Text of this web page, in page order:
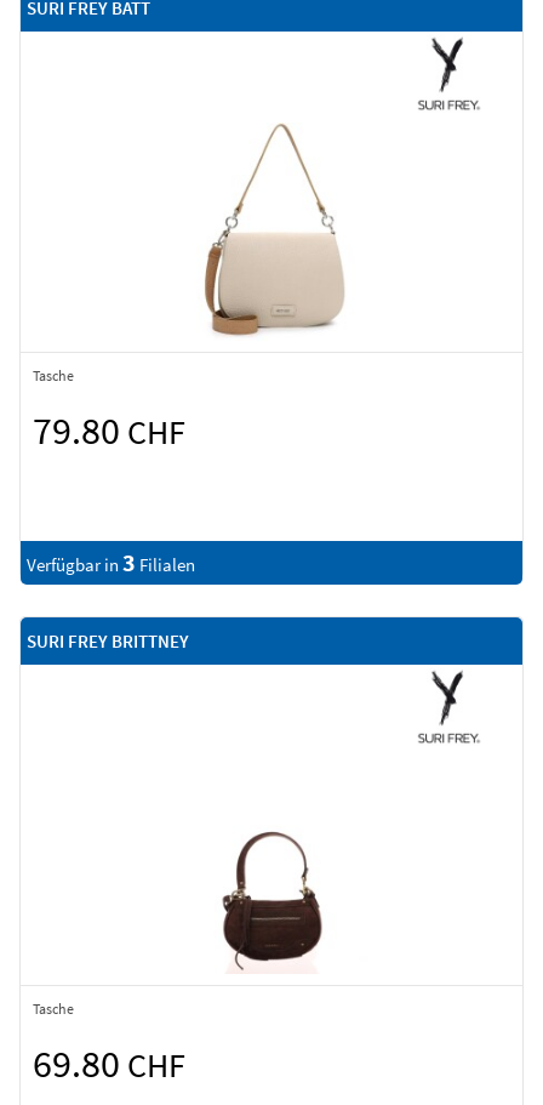
SURI FREY BATT
Tasche
79.80 CHF
Verfügbar in 3 Filialen
SURI FREY BRITTNEY
Tasche
69.80 CHF